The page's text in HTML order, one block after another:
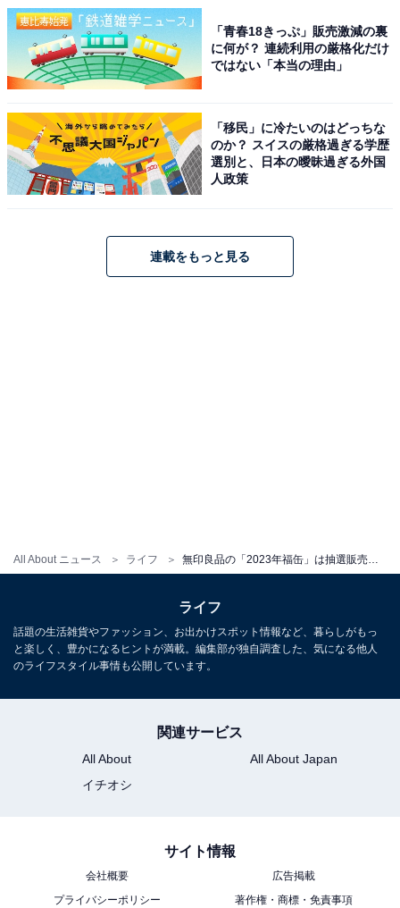
All About ニュース ライフ
・
「スターバックス福袋 2023」エントリー開始！ 気にな
る中身や応募方法は？
・
カルディの「2023年福袋」は抽選販売！ 応募方法や期
間、気になる中身をチェック
・
カルディ「紅茶バッグ」が11月10日に発売！ 紅茶やお菓
無印良品の冷凍「たまご巻き」がシンプルでおいしい！
「青春18きっぷ」販売激減の裏
に何が？ 連続利用の厳格化だけ
ではない「本当の理由」
「移民」に冷たいのはどっちな
のか？ スイスの厳格過ぎる学歴
選別と、日本の曖昧過ぎる外国
人政策
連載をもっと見る
ライフ
話題の生活雑貨やファッション、お出かけスポット情報など、暮らしがもっ
と楽しく、豊かになるヒントが満載。編集部が独自調査した、気になる他人
のライフスタイル事情も公開しています。
関連サービス
All About
All About Japan
イチオシ
サイト情報
会社概要
広告掲載
プライバシーポリシー
著作権・商標・免責事項